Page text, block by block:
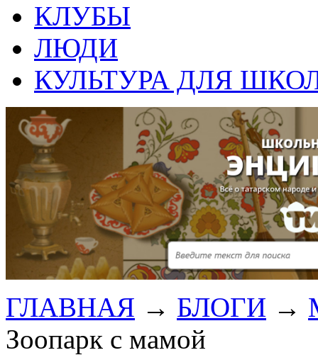
КЛУБЫ
ЛЮДИ
КУЛЬТУРА ДЛЯ
ГЛАВНАЯ → БЛОГИ →
Зоопарк с мамой